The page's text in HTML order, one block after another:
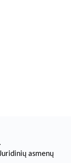
asmenų